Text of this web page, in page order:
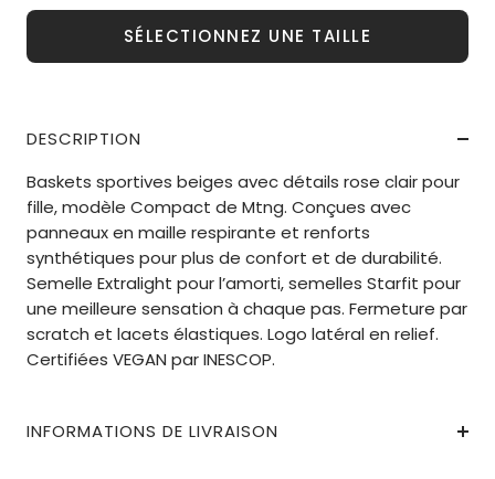
SÉLECTIONNEZ UNE TAILLE
DESCRIPTION
Baskets sportives beiges avec détails rose clair pour
fille, modèle Compact de Mtng. Conçues avec
panneaux en maille respirante et renforts
synthétiques pour plus de confort et de durabilité.
Semelle Extralight pour l’amorti, semelles Starfit pour
une meilleure sensation à chaque pas. Fermeture par
scratch et lacets élastiques. Logo latéral en relief.
Certifiées VEGAN par INESCOP.
INFORMATIONS DE LIVRAISON